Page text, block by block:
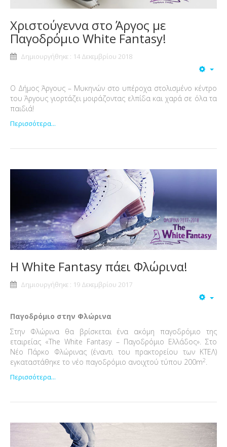
Χριστούγεννα στο Άργος με
Παγοδρόμιο White Fantasy!
Δημιουργήθηκε : 14 Δεκεμβρίου 2018
Ο Δήμος Άργους – Μυκηνών στο υπέροχα στολισμένο κέντρο
του Άργους γιορτάζει μοιράζοντας ελπίδα και χαρά σε όλα τα
παιδιά!
Περισσότερα...
Η White Fantasy πάει Φλώρινα!
Δημιουργήθηκε : 19 Δεκεμβρίου 2017
Παγοδρόμιο στην Φλώρινα
Στην Φλώρινα θα βρίσκεται ένα ακόμη παγοδρόμιο της
εταιρείας «The White Fantasy – Παγοδρόμιο Ελλάδος». Στο
Νέο Πάρκο Φλώρινας (έναντι του πρακτορείου των ΚΤΕΛ)
εγκαταστάθηκε το νέο παγοδρόμιο ανοιχτού τύπου 200m2.
Περισσότερα...